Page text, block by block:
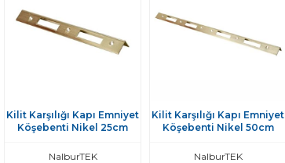
Kilit Karşılığı Kapı Emniyet
Köşebenti Nikel 25cm
NalburTEK
Kilit Karşılığı Kapı Emniyet
Köşebenti Nikel 50cm
NalburTEK